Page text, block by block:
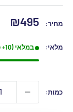
מחיר:
מחיר
₪495
מלאי: במלאי (10+ פריטים)
כמות: